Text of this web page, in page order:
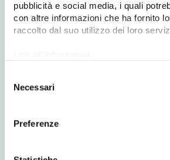
pubblicità e social media, i quali
con altre informazioni che ha fornito
raccolto dal suo utilizzo dei loro
Necessari
Preferenze
Il Tasso di disiscrizione (Unsubscribe
di saperequanti contatti hanno
dalla nostra mailing list.
necessario procedere con un
singolo step della strategia di
individuare qual è il principale
dalla newsletter e correggerlo